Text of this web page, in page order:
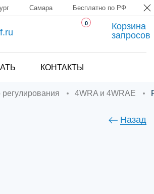
Самара Бесплатно по РФ
0
Корзина
запросов
КОНТАКТЫ
регулирования 4WRA и 4WRAE
Назад